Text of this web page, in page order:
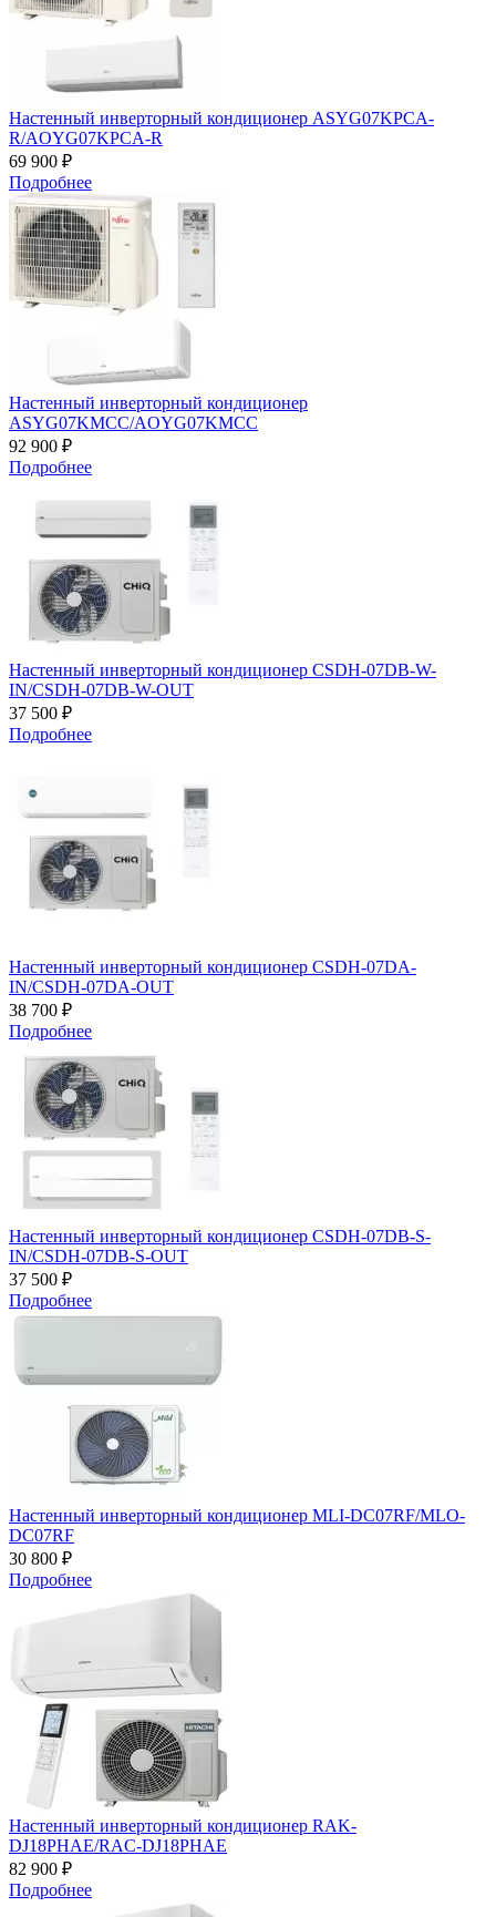
Настенный инверторный кондиционер ASYG07KPCA-
R/AOYG07KPCA-R
69 900 ₽
Подробнее
Настенный инверторный кондиционер
ASYG07KMCC/AOYG07KMCC
92 900 ₽
Подробнее
Настенный инверторный кондиционер CSDH-07DB-W-
IN/CSDH-07DB-W-OUT
37 500 ₽
Подробнее
Настенный инверторный кондиционер CSDH-07DA-
IN/CSDH-07DA-OUT
38 700 ₽
Подробнее
Настенный инверторный кондиционер CSDH-07DB-S-
IN/CSDH-07DB-S-OUT
37 500 ₽
Подробнее
Настенный инверторный кондиционер MLI-DC07RF/MLO-
DC07RF
30 800 ₽
Подробнее
Настенный инверторный кондиционер RAK-
DJ18PHAE/RAC-DJ18PHAE
82 900 ₽
Подробнее